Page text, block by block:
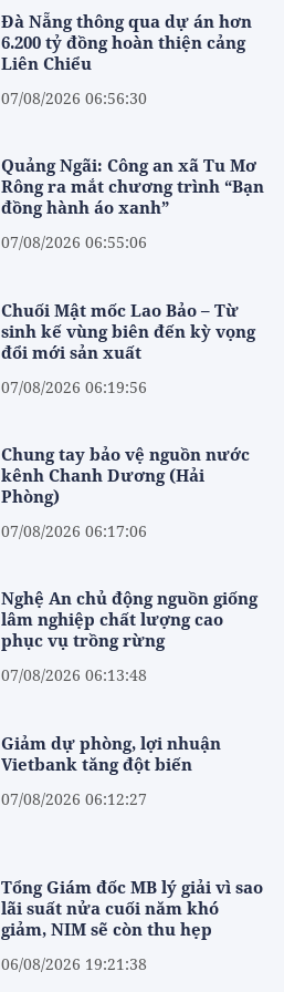
Đà Nẵng thông qua dự án hơn
6.200 tỷ đồng hoàn thiện cảng
Liên Chiểu
07/08/2026 06:56:30
Quảng Ngãi: Công an xã Tu Mơ
Rông ra mắt chương trình “Bạn
đồng hành áo xanh”
07/08/2026 06:55:06
Chuối Mật mốc Lao Bảo – Từ
sinh kế vùng biên đến kỳ vọng
đổi mới sản xuất
07/08/2026 06:19:56
Chung tay bảo vệ nguồn nước
kênh Chanh Dương (Hải
Phòng)
07/08/2026 06:17:06
Nghệ An chủ động nguồn giống
lâm nghiệp chất lượng cao
phục vụ trồng rừng
07/08/2026 06:13:48
Giảm dự phòng, lợi nhuận
Vietbank tăng đột biến
07/08/2026 06:12:27
Tổng Giám đốc MB lý giải vì sao
lãi suất nửa cuối năm khó
giảm, NIM sẽ còn thu hẹp
06/08/2026 19:21:38